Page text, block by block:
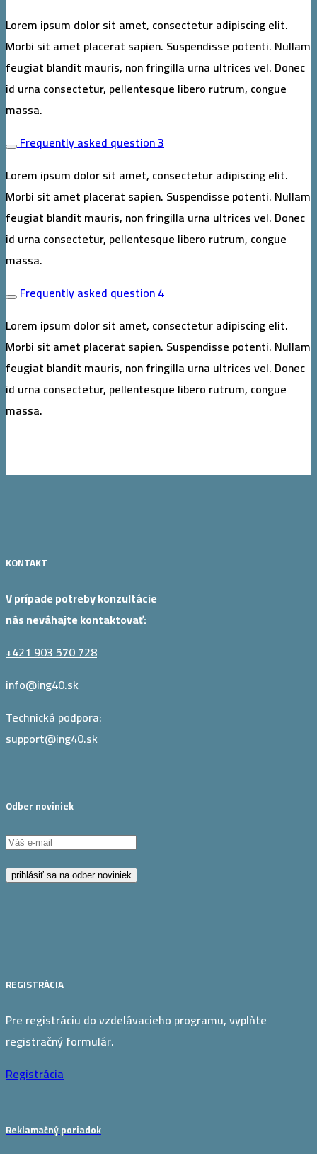
Lorem ipsum dolor sit amet, consectetur adipiscing elit.
Morbi sit amet placerat sapien. Suspendisse potenti. Nullam
feugiat blandit mauris, non fringilla urna ultrices vel. Donec
id urna consectetur, pellentesque libero rutrum, congue
massa.
Frequently asked question 3
Lorem ipsum dolor sit amet, consectetur adipiscing elit.
Morbi sit amet placerat sapien. Suspendisse potenti. Nullam
feugiat blandit mauris, non fringilla urna ultrices vel. Donec
id urna consectetur, pellentesque libero rutrum, congue
massa.
Frequently asked question 4
Lorem ipsum dolor sit amet, consectetur adipiscing elit.
Morbi sit amet placerat sapien. Suspendisse potenti. Nullam
feugiat blandit mauris, non fringilla urna ultrices vel. Donec
id urna consectetur, pellentesque libero rutrum, congue
massa.
KONTAKT
V prípade potreby konzultácie
nás neváhajte kontaktovať:
+421 903 570 728
info@ing40.sk
Technická podpora:
support@ing40.sk
Odber noviniek
REGISTRÁCIA
Pre registráciu do vzdelávacieho programu, vyplňte
registračný formulár.
Registrácia
Reklamačný poriadok